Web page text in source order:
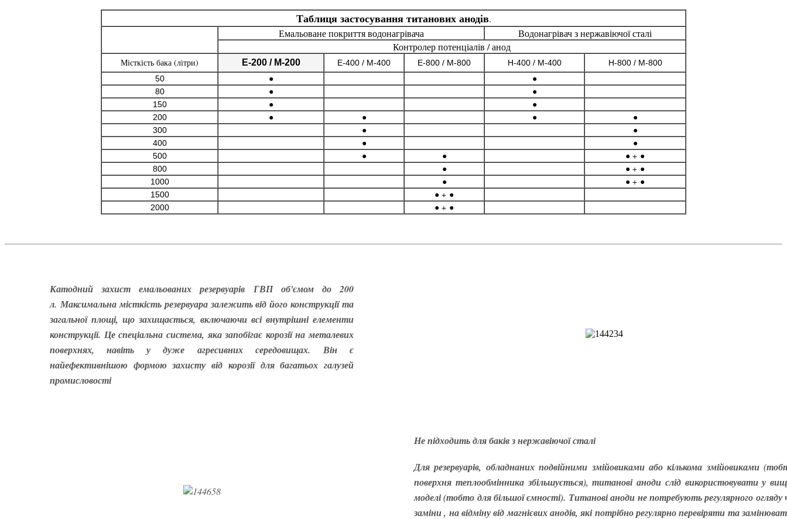
Таблиця застосування титанових анодів.
Емальоване покриття водонагрівача
Водонагрівач з нержавіючої сталі
Контролер потенціалів / анод
Місткість бака (літри) E-200 / M-200 E-400 / M-400 E-800 / M-800 H-400 / M-400
H-800 / M-800
50
● ●
80 ● ●
150 ● ●
200 ● ● ● ●
300 ● ●
400 ● ●
500 ● ● ● + ●
800 ● ● + ●
1000 ● ● + ●
1500 ● + ●
2000 ● + ●
Катодний захист емальованих резервуарів ГВП об'ємом до 200
л. Максимальна місткість резервуара залежить від його конструкції та
загальної площі, що захищається, включаючи всі внутрішні елементи
конструкції. Це спеціальна система, яка запобігає корозії на металевих
поверхнях, навіть у дуже агресивних середовищах. Він є
найефективнішою формою захисту від корозії для багатьох галузей
промисловості
Не підходить для баків з нержавіючої сталі
Для резервуарів, обладнаних подвійними змійовиками або кількома змійовиками
поверхня теплообмінника збільшується), титанові аноди слід використовувати у
моделі (тобто для більшої ємності). Титанові аноди не потребують регулярного огляду
заміни , на відміну від магнієвих анодів, які потрібно регулярно перевіряти та